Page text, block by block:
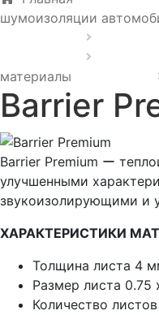
шумоизоляции
материалы
Barrier
Barrier Premium ー
улучшенными
звукоизолирующими и
ХАРАКТЕРИСТИКИ
Толщина листа 4
Размер листа 0.75
Количество